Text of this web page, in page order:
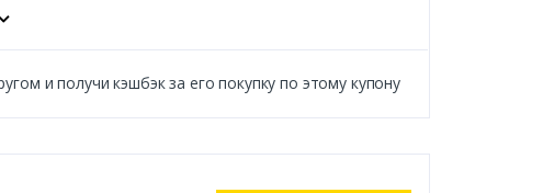
и получи кэшбэк за его покупку по этому купону